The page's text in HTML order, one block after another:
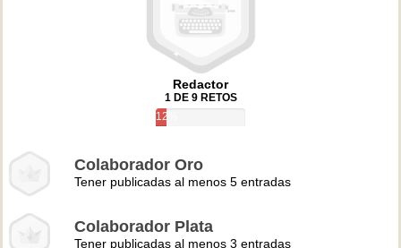
Redactor
1 DE 9 RETOS
12%
Colaborador Oro
Tener publicadas al menos 5 entradas
Colaborador Plata
Tener publicadas al menos 3 entradas